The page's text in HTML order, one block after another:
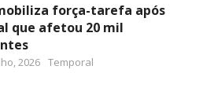
força-tarefa após
que afetou 20 mil
2026 Temporal